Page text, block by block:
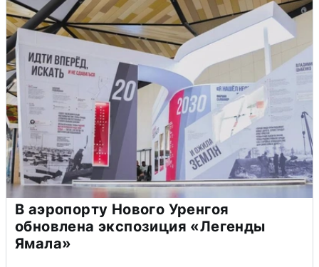
В аэропорту Нового Уренгоя
обновлена экспозиция «Легенды
Ямала»